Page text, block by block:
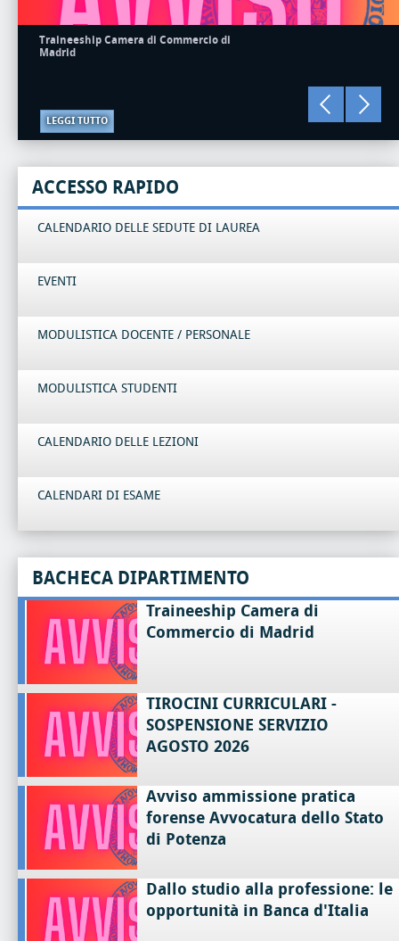
Traineeship Camera di Commercio di
Madrid
LEGGI TUTTO
ACCESSO RAPIDO
CALENDARIO DELLE SEDUTE DI LAUREA
EVENTI
MODULISTICA DOCENTE / PERSONALE
MODULISTICA STUDENTI
CALENDARIO DELLE LEZIONI
CALENDARI DI ESAME
BACHECA DIPARTIMENTO
Traineeship Camera di
Commercio di Madrid
TIROCINI CURRICULARI -
SOSPENSIONE SERVIZIO
AGOSTO 2026
Avviso ammissione pratica
forense Avvocatura dello Stato
di Potenza
Dallo studio alla professione: le
opportunità in Banca d'Italia